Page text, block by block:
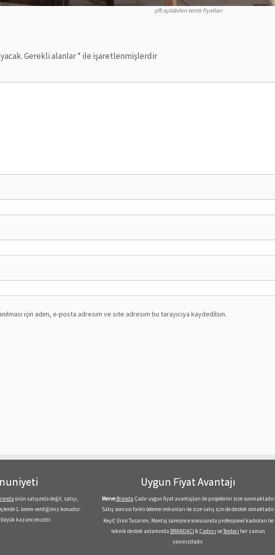
çift açılabilen tente fiyatları
Gerekli alanlar* ile işaretlenmişlerdir
için adım, e-posta adresim ve site adresim bu tarayıcıya kaydedilsin.
ürün satışında değil, satışı,
1. önem verdiğimiz konudur.
kazancımızdır.
Uygun Fiyat Avantajı
Merve Branda Çadır uygun fiyat avantajları ile projelerini size sunmaktadır.
Satış sonrası farklı ödeme imkanları ile size satış için de destek olmaktadır.
Keşif, Ürün Tasarımı, Montaj süresince konusunda profesyonel kadroları ile
teknik destek anlamında BRANDACI & Çadırcı veTenteci her zaman
yanınızdadır.